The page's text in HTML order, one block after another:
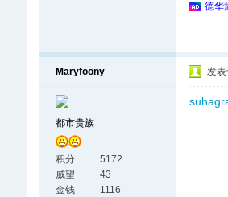
德华
Maryfoony
都市贵族
积分
5172
威望
43
金钱
1116
发